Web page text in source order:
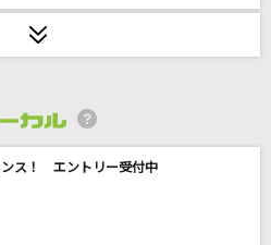
ンス！ エントリー受付中